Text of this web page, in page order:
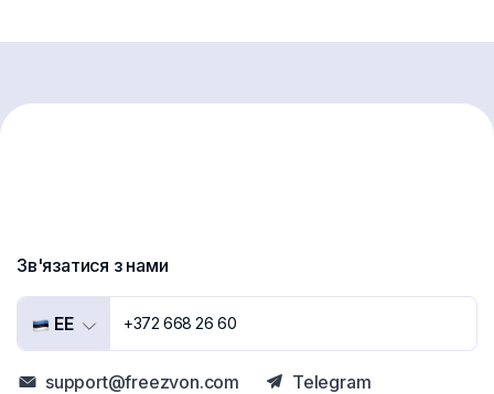
Зв'язатися з нами
EE +372 668 26 60
support@freezvon.com
Telegram